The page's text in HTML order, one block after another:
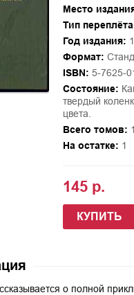
Место
Тип
Год издания:
Формат:
ISBN: 5-7625-
Состояние:
твердый
цвета.
Всего томов: 1
На остатке: 1
145 р.
КУПИТЬ
о полной